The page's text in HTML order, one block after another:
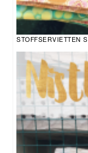
STOFFSERVIETTEN